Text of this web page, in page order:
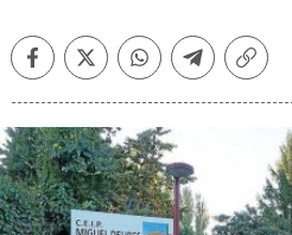
FacebookTwitterWhatsappTelegramCopiar